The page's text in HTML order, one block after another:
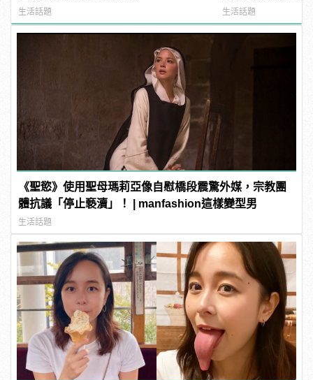
生活話題
manfashion這樣
生活話題
《聖慾》使用聖母瑪莉亞像自慰橋段震驚外媒，宗教團
體抗議「停止褻瀆」！ | manfashion這樣變型男
生活話題